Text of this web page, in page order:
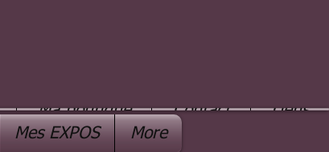
Ma boutique Contact
Liens
Mes EXPOS More